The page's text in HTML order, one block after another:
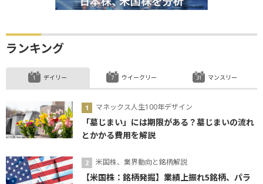
ランキング
デイリー
マネックス人生100年デザイン
「墓じまい」には期限がある？墓じまいの流れ
とかかる費用を解説
米国株、業界動向と銘柄解説
【米国株：銘柄発掘】業績上振れ5銘柄、パラ
ウイークリー マンスリー